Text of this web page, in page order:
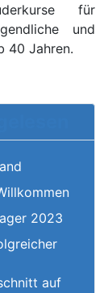
für
und
40 Jahren.
2023
auf